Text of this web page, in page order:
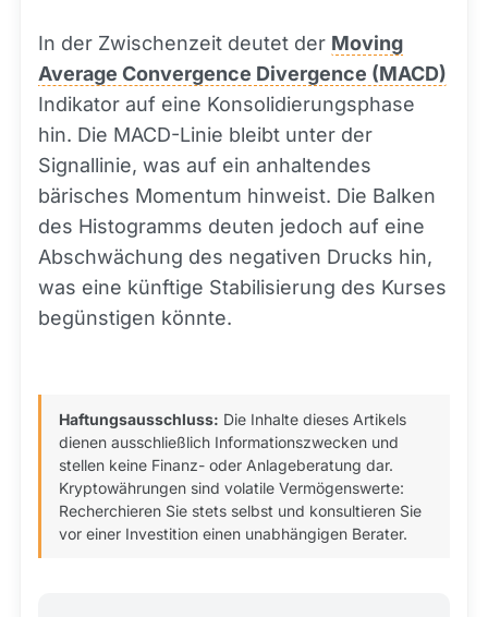
In der Zwischenzeit deutet der Moving
Average Convergence Divergence (MACD)
Indikator auf eine Konsolidierungsphase
hin. Die MACD-Linie bleibt unter der
Signallinie, was auf ein anhaltendes
bärisches Momentum hinweist. Die Balken
des Histogramms deuten jedoch auf eine
Abschwächung des negativen Drucks hin,
was eine künftige Stabilisierung des Kurses
begünstigen könnte.
Haftungsausschluss: Die Inhalte dieses Artikels
dienen ausschließlich Informationszwecken und
stellen keine Finanz- oder Anlageberatung dar.
Kryptowährungen sind volatile Vermögenswerte:
Recherchieren Sie stets selbst und konsultieren Sie
vor einer Investition einen unabhängigen Berater.